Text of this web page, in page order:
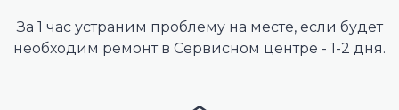
За 1 час устраним проблему на месте, если будет
необходим ремонт в Сервисном центре - 1-2 дня.